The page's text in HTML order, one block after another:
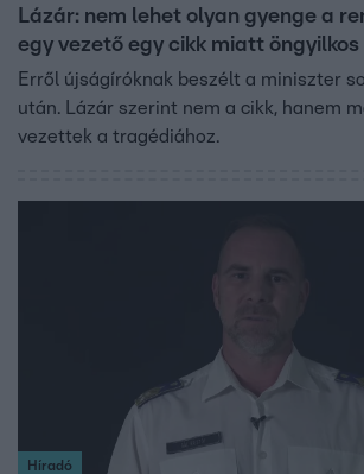
Lázár: nem lehet olyan gyenge a
egy vezető egy cikk miatt öngyilkos
Erről újságíróknak beszélt a miniszter
után. Lázár szerint nem a cikk, hanem
vezettek a tragédiához.
Híradó